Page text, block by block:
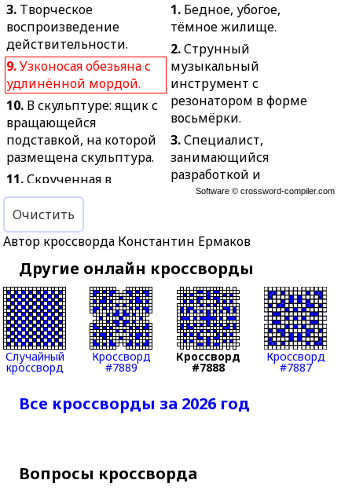
3. Творческое
воспроизведение
действительности.
9.Узконосая обезьяна с
удлинённой мордой.
10. В скульптуре: ящик с
вращающейся
подставкой, на которой
размещена скульптура.
11.Скрученная в
спираль лента или
верёвка.
12.Месяц, когда коты
открывают вокальный
сезон.
13.Сильно
действующий
растительный яд.
14.Ниша в стене для
кровати.
занимающийся
дамой.
1. Бедное, убогое,
тёмное жилище.
2.Струнный
музыкальный
инструмент с
резонатором в форме
восьмёрки.
3.Специалист,
занимающийся
разработкой и
внедрением новых
металла от
многократного
воздействия
переменных нагрузок.
5.Кусок
необработанного
драгоценного металла в
руде.
6.Сумма на счёте после
совершения операций.
воздухе.
Software ©crossword-compiler.com
Очистить
Автор кроссворда Константин Ермаков
Другие онлайн кроссворды
Случайный
кроссворд
Кроссворд
#7889
Кроссворд
#7888
Кроссворд
#7887
Все кроссворды за 2026 год
Вопросы кроссворда